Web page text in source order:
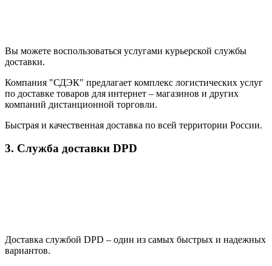
Вы можете воспользоваться услугами курьерской службы
доставки.
Компания "СДЭК" предлагает комплекс логистических услуг
по доставке товаров для интернет – магазинов и других
компаний дистанционной торговли.
Быстрая и качественная доставка по всей территории России.
3. Служба доставки DPD
Доставка службой DPD – один из самых быстрых и надежных
вариантов.